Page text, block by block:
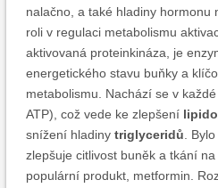
nalačno, a také hladiny hormonu
roli v regulaci metabolismu
aktivovaná proteinkináza, je
energetického stavu buňky a
metabolismu. Nachází se v
ATP), což vede ke zlepšení
snížení hladiny triglyceridů .
zlepšuje citlivost buněk a tkání
populární produkt, metformin.